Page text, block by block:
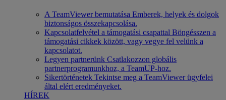
A TeamViewer bemutatása Emberek, helyek és dolgok
biztonságos összekapcsolása.
Kapcsolatfelvétel a támogatási csapattal Böngésszen a
támogatási cikkek között, vagy vegye fel velünk a
kapcsolatot.
Legyen partnerünk Csatlakozzon globális
partnerprogramunkhoz, a TeamUP-hoz.
Sikertörténetek Tekintse meg a TeamViewer ügyfelei
által elért eredményeket.
HÍREK